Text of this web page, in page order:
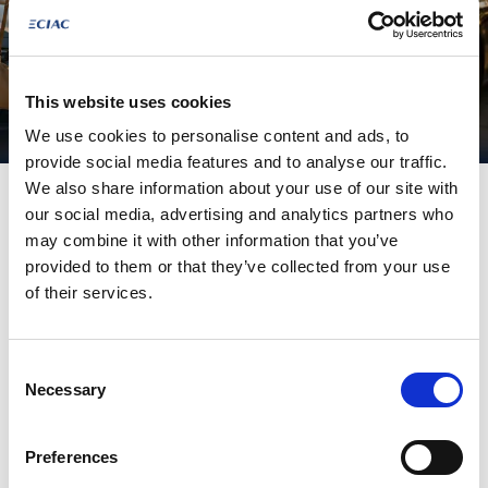
This website uses cookies
We use cookies to personalise content and ads, to
provide social media features and to analyse our traffic.
We also share information about your use of our site with
our social media, advertising and analytics partners who
may combine it with other information that you’ve
provided to them or that they’ve collected from your use
of their services.
Selection
Necessary
Preferences
Tweedehands,
maar geen tweede
kans !
Omdat onze stockwagens
onmiddellijk beschikbaar
zijn. Geen lange wachttijden, geen maanden geduld…